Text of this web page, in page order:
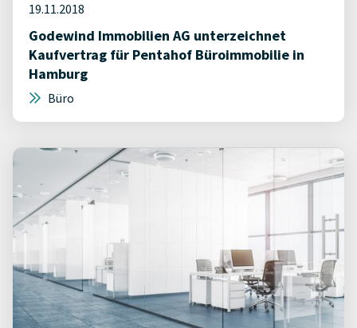
19.11.2018
Godewind Immobilien AG unterzeichnet
Kaufvertrag für Pentahof Büroimmobilie in
Hamburg
Büro